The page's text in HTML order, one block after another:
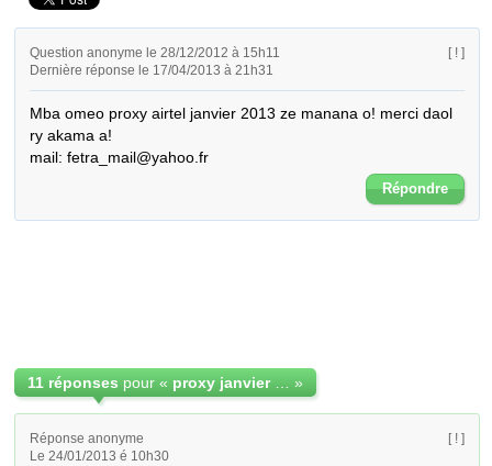
Question anonyme le 28/12/2012 à 15h11
Dernière réponse le 17/04/2013 à 21h31
[ ! ]
Mba omeo proxy airtel janvier 2013 ze manana o! merci daol
ry akama a!
mail: fetra_mail@yahoo.fr
Répondre
11 réponses pour « »
Réponse anonyme
Le 24/01/2013 é 10h30
[ ! ]